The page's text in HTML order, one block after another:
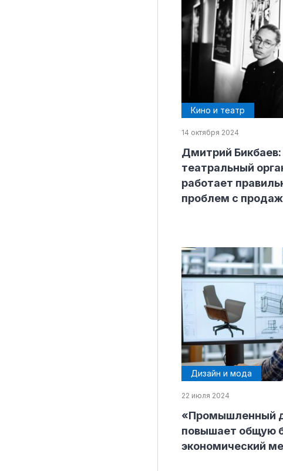
Смотрите нас в соцсетях и мессенджерах
Кино и театр
14 октября 2024
Дмитрий
театральный
работает
проблем с
Дизайн и мода
22 июля 2024
«Промышленный
повышает общую
экономический